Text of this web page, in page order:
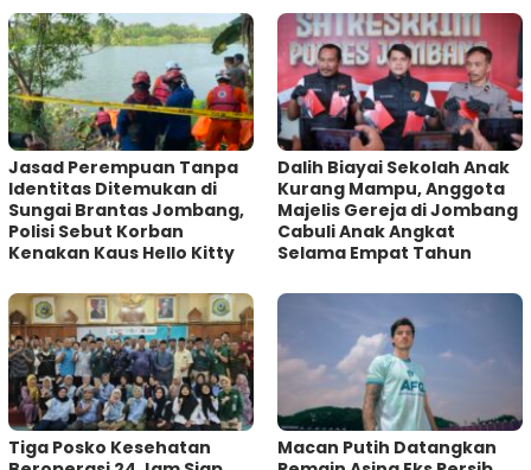
Jasad Perempuan Tanpa
Identitas Ditemukan di
Sungai Brantas Jombang,
Polisi Sebut Korban
Kenakan Kaus Hello Kitty
Dalih Biayai Sekolah Anak
Kurang Mampu, Anggota
Majelis Gereja di Jombang
Cabuli Anak Angkat
Selama Empat Tahun
Tiga Posko Kesehatan
Macan Putih Datangkan